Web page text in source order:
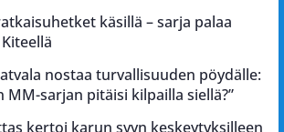
käsillä – sarja palaa
nostaa turvallisuuden pöydälle:
MM-sarjan pitäisi kilpailla siellä?”
kertoi karun syyn keskeytyksilleen